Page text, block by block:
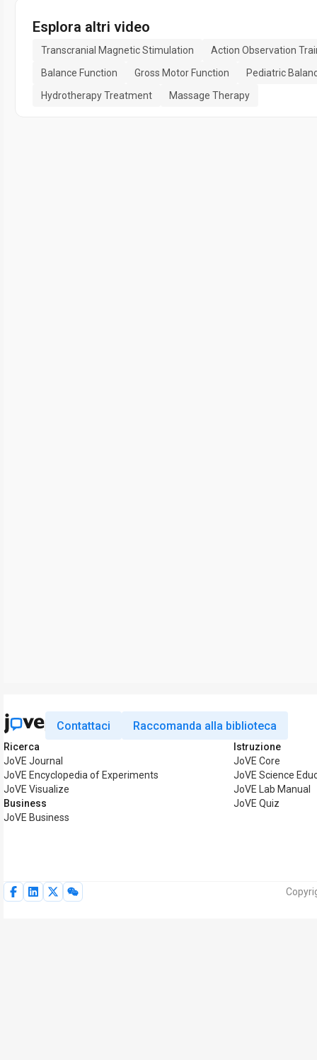
Esplora altri video
Transcranial Magnetic Stimulation
Action Observation
Balance Function
Gross Motor Function
Pediatric
Hydrotherapy Treatment
Massage Therapy
Contattaci Raccomanda alla biblioteca
Ricerca
JoVE Journal
JoVE Encyclopedia of Experiments
JoVE Visualize
Business
JoVE Business
Istruzione
JoVE Core
JoVE Science
JoVE Lab Manual
JoVE Quiz